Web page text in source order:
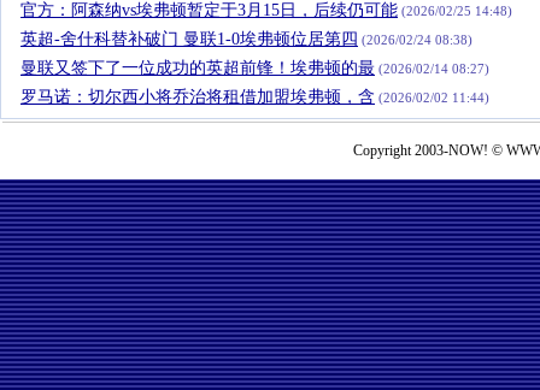
官方：阿森纳vs埃弗顿暂定于3月15日，后续仍可能 (2026/02/25 14:48)
英超-舍什科替补破门 曼联1-0埃弗顿位居第四 (2026/02/24 08:38)
曼联又签下了一位成功的英超前锋！埃弗顿的最 (2026/02/14 08:27)
罗马诺：切尔西小将乔治将租借加盟埃弗顿，含 (2026/02/02 11:44)
Copyright 2003-NOW! ©